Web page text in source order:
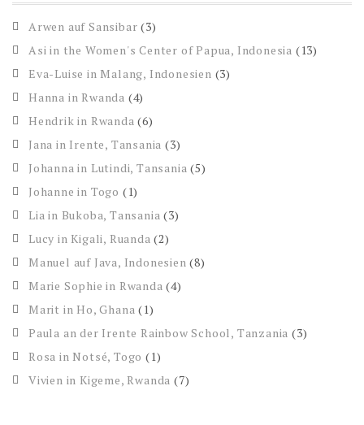
Arwen auf Sansibar (3)
Asi in the Women's Center of Papua, Indonesia (13)
Eva-Luise in Malang, Indonesien (3)
Hanna in Rwanda (4)
Hendrik in Rwanda (6)
Jana in Irente, Tansania (3)
Johanna in Lutindi, Tansania (5)
Johanne in Togo (1)
Lia in Bukoba, Tansania (3)
Lucy in Kigali, Ruanda (2)
Manuel auf Java, Indonesien (8)
Marie Sophie in Rwanda (4)
Marit in Ho, Ghana (1)
Paula an der Irente Rainbow School, Tanzania (3)
Rosa in Notsé, Togo (1)
Vivien in Kigeme, Rwanda (7)